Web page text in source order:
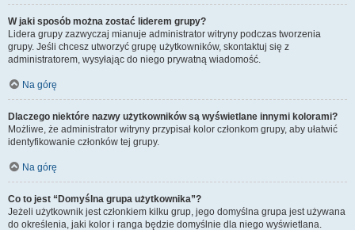
W jaki sposób można zostać liderem grupy?
Lidera grupy zazwyczaj mianuje administrator witryny podczas tworzenia
grupy. Jeśli chcesz utworzyć grupę użytkowników, skontaktuj się z
administratorem, wysyłając do niego prywatną wiadomość.
Na górę
Dlaczego niektóre nazwy użytkowników są wyświetlane innymi kolorami?
Możliwe, że administrator witryny przypisał kolor członkom grupy, aby ułatwić
identyfikowanie członków tej grupy.
Na górę
Co to jest “Domyślna grupa użytkownika”?
Jeżeli użytkownik jest członkiem kilku grup, jego domyślna grupa jest używana
do określenia, jaki kolor i ranga będzie domyślnie dla niego wyświetlana.